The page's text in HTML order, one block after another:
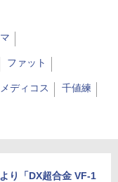
ファット
メディコス 千値練
り「DX超合金 VF-1